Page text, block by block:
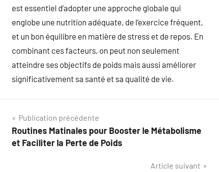
est essentiel d’adopter une approche globale qui
englobe une nutrition adéquate, de l’exercice fréquent,
et un bon équilibre en matière de stress et de repos. En
combinant ces facteurs, on peut non seulement
atteindre ses objectifs de poids mais aussi améliorer
significativement sa santé et sa qualité de vie.
Navigation
de
Publication précédente
Routines Matinales pour Booster le Métabolisme
et Faciliter la Perte de Poids
Article suivant